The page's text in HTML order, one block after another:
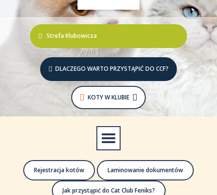
Strefa Klubowicza
DLACZEGO WARTO PRZYSTĄPIĆ DO CCF?
KOTY W KLUBIE
Rejestracja kotów Laminowanie dokumentów
Jak przystąpić do Cat Club Feniks?